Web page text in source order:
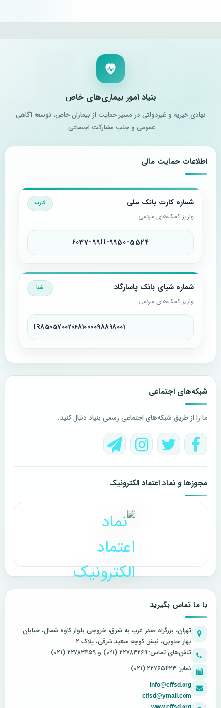
بنیاد امور بیماری‌های خاص
نهادی خیریه و غیردولتی در مسیر حمایت از بیماران خاص، توسعه آگاهی
عمومی و جلب مشارکت اجتماعی.
اطلاعات حمایت مالی
شماره کارت بانک ملی
واریز کمک‌های مردمی
کارت
6037-9911-9950-5524
شماره شبای بانک پاسارگاد
واریز کمک‌های مردمی
شبا
IR850570020681000098898001
شبکه‌های اجتماعی
ما را از طریق شبکه‌های اجتماعی رسمی بنیاد دنبال کنید.
مجوزها و نماد اعتماد الکترونیک
با ما تماس بگیرید
تهران، بزرگراه صدر غرب به شرق، خروجی بلوار کاوه شمال، خیابان
بهار جنوبی، نبش کوچه سعید شرقی، پلاک ۲
تلفن‌های تماس: ۲۲۷۸۳۲۶۹ (۰۲۱) و ۲۲۷۸۳۴۵۹ (۰۲۱)
نمابر: ۲۲۷۶۵۴۲۳ (۰۲۱)
info@cffsd.org
cffsd@ymail.com
www.cffsd.org